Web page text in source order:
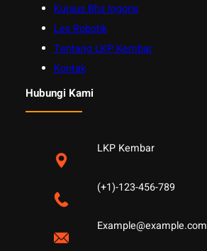
Kursus Bhs Inggris
Les Robotik
Tentang LKP Kembar
Kontak
Hubungi Kami
LKP Kembar
(+1)-123-456-789
Example@example.com